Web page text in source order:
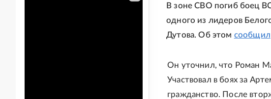
В зоне СВО погиб боец
одного из лидеров
Дутова. Об этом сообщил
Он уточнил, что Роман
Участвовал в боях за
гражданство. После